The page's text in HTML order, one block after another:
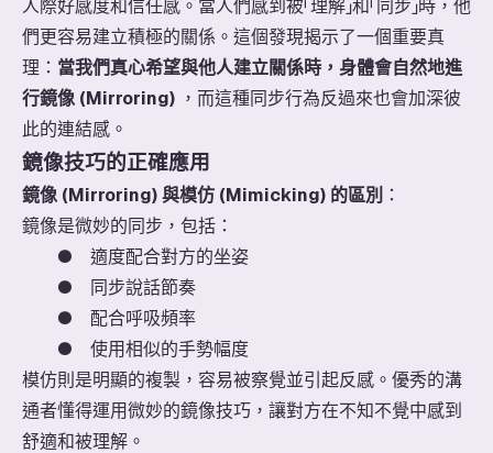
人際好感度和信任感。當人們感到被「理解」和「同步」時，他
們更容易建立積極的關係。這個發現揭示了一個重要真
理： 當我們真心希望與他人建立關係時，身體會自然地進
行鏡像 (Mirroring) ，而這種同步行為反過來也會加深彼
此的連結感。
鏡像技巧的正確應用
鏡像 (Mirroring) 與模仿 (Mimicking) 的區別 ：
鏡像是微妙的同步，包括：
● 適度配合對方的坐姿
● 同步說話節奏
● 配合呼吸頻率
● 使用相似的手勢幅度
模仿則是明顯的複製，容易被察覺並引起反感。優秀的溝
通者懂得運用微妙的鏡像技巧，讓對方在不知不覺中感到
舒適和被理解。